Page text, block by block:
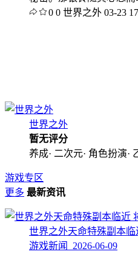
0 0 世界之外 03-23
世界之外
暂无评分
养成· 二次元· 角色扮演·
游戏专区
更多 最新资讯
世界之外天命特殊副本
游戏新闻 2026-06-09